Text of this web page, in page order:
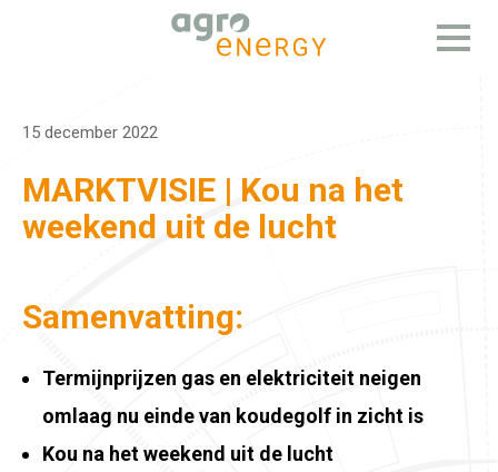
Open
MARKTVISIE | Kou na het
weekend uit de lucht
15 december 2022
Samenvatting:
Termijnprijzen gas en elektriciteit neigen
omlaag nu einde van koudegolf in zicht is
Kou na het weekend uit de lucht